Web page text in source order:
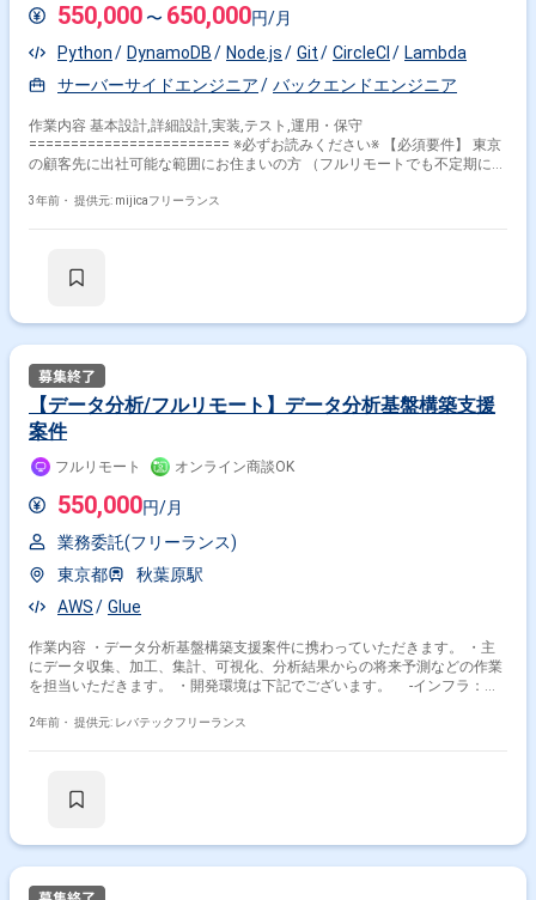
550,000 〜 650,000円/月
Python
DynamoDB Node.js Git CircleCI
Lambda
サーバーサイドエンジニア
バックエンドエンジニア
作業内容 基本設計,詳細設計,実装,テスト,運用・保守
======================== ※必ずお読みください※ 【必須要件】 東京
の顧客先に出社可能な範囲にお住まいの方 （フルリモートでも不定期に出
の方 ======================== 大手通販会社の発注業務に関わるシ
久）などを実施いただきます。 また、月末や月初に実施する月次処理（運
サーバレスを中心とした技術がメインとなり、採用する技術を提案するこ
ともできるため、特に技術面でやりがいがある案件となります。 なお、本
業務を担当している社員の工数減に伴う募集となります。 そのため、稼働
率について、年内は50％や80％となる可能性がございます （年明け以降
ます）。 曜日や時間の固定はございませんので、週次MTGなどは参画時
談となります。
3年前・ 提供元: mijicaフリーランス
【データ分析/フルリモート】データ分析基盤構築支援
案件
フルリモート オンライン商談OK
550,000円/月
業務委託(フリーランス)
東京都
秋葉原駅
AWS
Glue
作業内容 ・データ分析基盤構築支援案件に携わっていただきます。 ・主
にデータ収集、加工、集計、可視化、分析結果からの将来予測などの作業
を担当いただきます。 ・開発環境は下記でございます。 -インフラ：
RDS（Aurora MySQL） -ETL：AWS Glue -BIツール：QuickSight -言
2年前・ 提供元: レバテックフリーランス